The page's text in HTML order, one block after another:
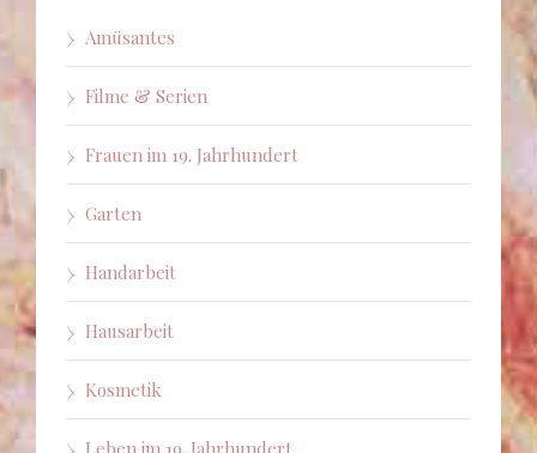
Amüsantes
Filme & Serien
Frauen im 19. Jahrhundert
Garten
Handarbeit
Hausarbeit
Kosmetik
Leben im 19. Jahrhundert